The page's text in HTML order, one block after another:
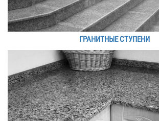
ГРАНИТНЫЕ СТУПЕНИ